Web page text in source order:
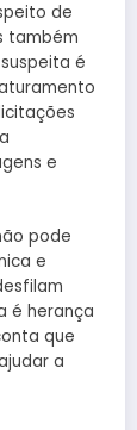
de
também
é
e
pode
e
é herança
que
a